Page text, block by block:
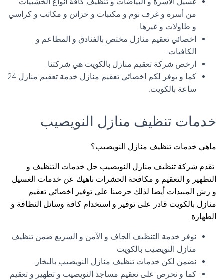
من أسرة و غرف نوم و مكتبات و خزائن و مكاتب و كراسي
و طاولات و غيرها.
اخصائي تعقيم منازل مختص بالفنادق و المطاعم و
الكافيات.
ارخص شركة تعقيم منازل بالكويت هي شركتنا.
كما و يوفر لكم اخصائي تعقيم منازل خدمة تعقيم منازل 24
ساعة بالكويت.
خدمات تنظيف منازل النويصيب
ماهي خدمات تنظيف منازل النويصيب؟
تقدم شركة تنظيف منازل النويصيب جل خدمات التنظيف و
التطهير و التعقيم و مكافحة الحشرات ناهيك عن خدمات الغسيل
و رش المبيدات أيضا لذلك حرصنا على توفير اخصائي تعقيم
منازل بالكويت قادر على توفير و استخدام كافة وسائل النظافة و
الطهارة.
نوفر خدمة التنظيف الجاف و الآمن و السريع ضمن تنظيف
منازل النويصيب بالكويت.
نضمن لكن خدمات تنظيف منازل النويصيب بالبخار.
كما و نحرص على تعقيم مساجد النويصيب و تطهير و تعقيم